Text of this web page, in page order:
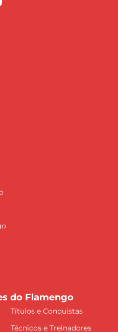
do Flamengo
Títulos e Conquistas
Técnicos e Treinadores